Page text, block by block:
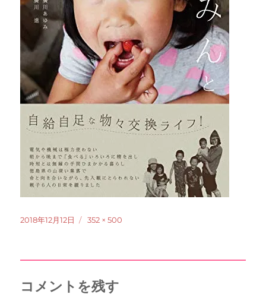
投
2018年12月12日
フ
352 × 500
コメントを残す